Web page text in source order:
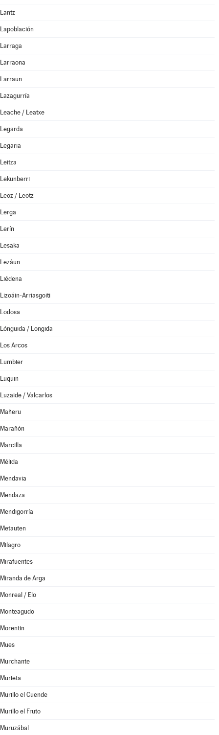
Lantz
Lapoblación
Larraga
Larraona
Larraun
Lazagurría
Leache / Leatxe
Legarda
Legaria
Leitza
Lekunberri
Leoz / Leotz
Lerga
Lerín
Lesaka
Lezáun
Liédena
Lizoáin-Arriasgoiti
Lodosa
Lónguida / Longida
Los Arcos
Lumbier
Luquin
Luzaide / Valcarlos
Mañeru
Marañón
Marcilla
Mélida
Mendavia
Mendaza
Mendigorría
Metauten
Milagro
Mirafuentes
Miranda de Arga
Monreal / Elo
Monteagudo
Morentin
Mues
Murchante
Murieta
Murillo el Cuende
Murillo el Fruto
Muruzábal